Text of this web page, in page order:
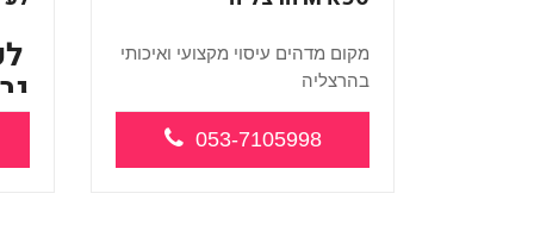
מקום מדהים עיסוי מקצועי ואיכותי
בהרצליה
מומלץ !...
053-7105998